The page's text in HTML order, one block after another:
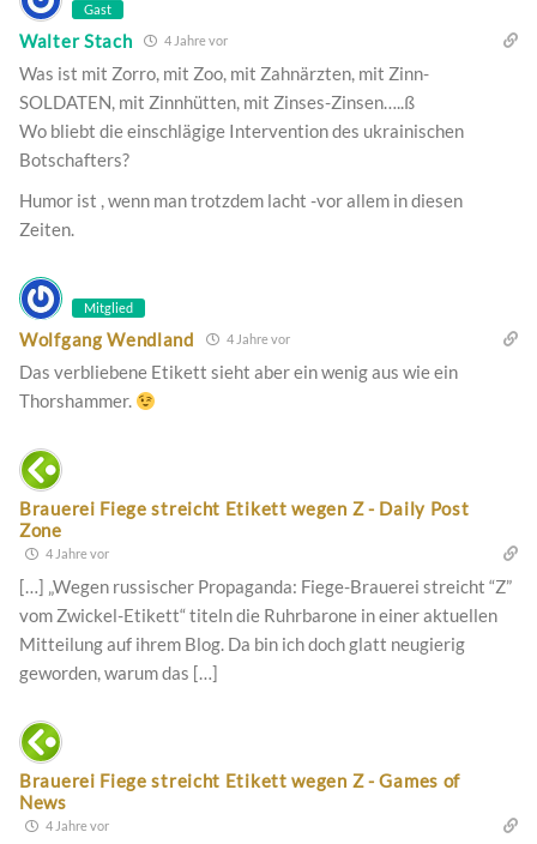
Gast
Walter Stach 4 Jahre vor
Was ist mit Zorro, mit Zoo, mit Zahnärzten, mit Zinn-
SOLDATEN, mit Zinnhütten, mit Zinses-Zinsen…..ß
Wo bliebt die einschlägige Intervention des ukrainischen
Botschafters?
Humor ist , wenn man trotzdem lacht -vor allem in diesen
Zeiten.
Mitglied
Wolfgang Wendland 4 Jahre vor
Das verbliebene Etikett sieht aber ein wenig aus wie ein
Thorshammer.
Brauerei Fiege streicht Etikett wegen Z - Daily Post
Zone
4 Jahre vor
[…] „Wegen russischer Propaganda: Fiege-Brauerei streicht “Z”
vom Zwickel-Etikett“ titeln die Ruhrbarone in einer aktuellen
Mitteilung auf ihrem Blog. Da bin ich doch glatt neugierig
geworden, warum das […]
Brauerei Fiege streicht Etikett wegen Z - Games of
News
4 Jahre vor